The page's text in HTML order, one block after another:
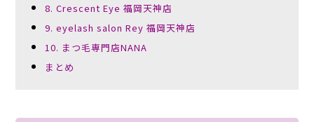
8. Crescent Eye 福岡天神店
9. eyelash salon Rey 福岡天神店
10. まつ毛専門店NANA
まとめ